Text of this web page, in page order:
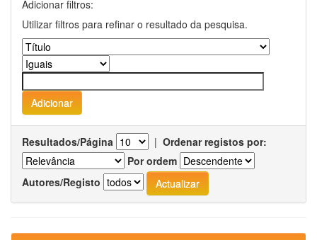
Adicionar filtros:
Utilizar filtros para refinar o resultado da pesquisa.
Resultados/Página | Ordenar registos por:
Por ordem
Autores/Registo